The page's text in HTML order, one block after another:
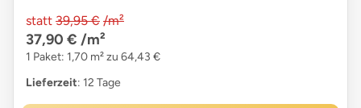
statt 39,95 € /m²
37,90 € /m²
1 Paket: 1,70 m² zu 64,43 €
Lieferzeit: 12 Tage